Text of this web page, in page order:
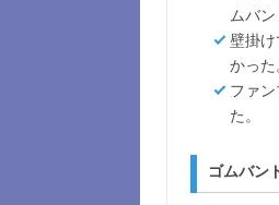
ムバ
壁掛け
かった
ファ
た。
ゴムバン